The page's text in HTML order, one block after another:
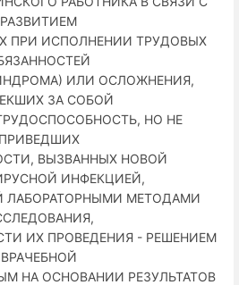
РАЗВИТИЕМ
ПРИ ИСПОЛНЕНИИ ТРУДОВЫХ
ИЛИ ОСЛОЖНЕНИЯ,
ЗА СОБОЙ
НО НЕ
ПРИВЕДШИХ
ВЫЗВАННЫХ НОВОЙ
ИНФЕКЦИЕЙ,
ЛАБОРАТОРНЫМИ МЕТОДАМИ
ИХ ПРОВЕДЕНИЯ - РЕШЕНИЕМ
ВРАЧЕБНОЙ
НА ОСНОВАНИИ РЕЗУЛЬТАТОВ